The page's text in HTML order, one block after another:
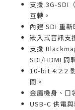
支援 3G‑SDI
互轉。
內建 SDI 重
嵌入式音訊支
支援
SDI/HDMI 間
10‑bit 4:2:2
間。
金屬機身、口
USB‑C 供電